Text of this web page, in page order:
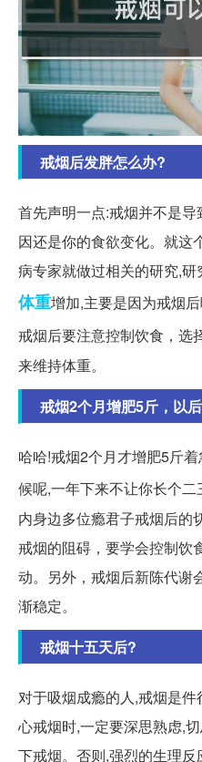
戒烟后发胖怎么办?
首先声明一点:戒烟并不是
因还是你的食欲变化。就这
病专家就做过相关的研究,
体重增加,主要是因为戒烟
戒烟后要注意控制饮食，选
来维持体重。
戒烟2个月增肥5斤，以
哈哈!戒烟2个月才增肥5斤
候呢,一年下来不让你长个二
内身边多位瘾君子戒烟后的
戒烟的阻碍，要学会控制饮
动。另外，戒烟后新陈代谢
渐稳定。
戒烟十五天后?
对于吸烟成瘾的人,戒烟是
心戒烟时,一定要深思熟虑,
下戒烟。否则,强烈的生理